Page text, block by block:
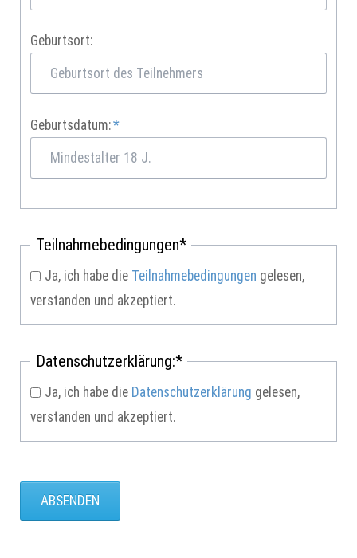
Geburtsort:
Pflichtfeld
Geburtsdatum:*
Pflichtfeld
Teilnahmebedingungen*
Ja, ich habe die Teilnahmebedingungen gelesen,
verstanden und akzeptiert.
Pflichtfeld
Datenschutzerklärung:*
Ja, ich habe die Datenschutzerklärung gelesen,
verstanden und akzeptiert.
ABSENDEN